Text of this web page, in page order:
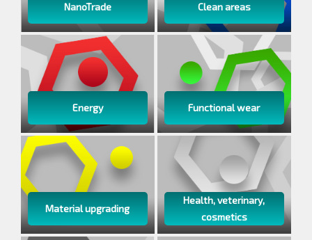
NanoTrade Clean areas
Energy Functional wear
Material upgrading
Health, veterinary,
cosmetics